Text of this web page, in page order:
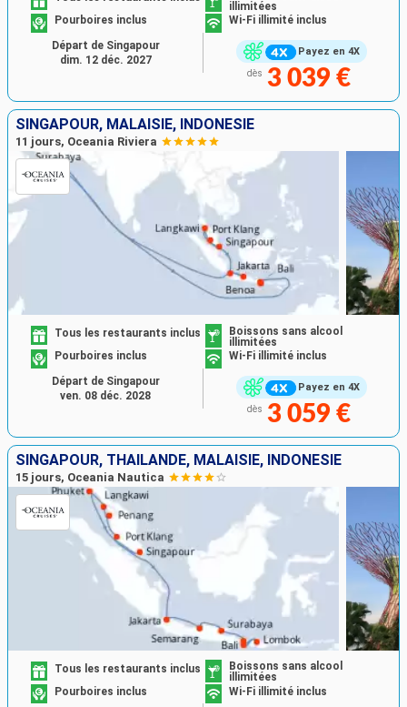
Payez en 4X
illimitées
Pourboires inclus
Wi-Fi illimité inclus
dès 3 039 €
Départ de Singapour
dim. 12 déc. 2027
SINGAPOUR, MALAISIE, INDONÉSIE
11 jours, Oceania Riviera
Payez en 4X
Tous les restaurants inclus
Boissons sans alcool
illimitées
Pourboires inclus
Wi-Fi illimité inclus
dès 3 059 €
Départ de Singapour
ven. 08 déc. 2028
SINGAPOUR, THAÏLANDE, MALAISIE, INDONÉSIE
15 jours, Oceania Nautica
Tous les restaurants inclus
Boissons sans alcool
illimitées
Pourboires inclus
Wi-Fi illimité inclus